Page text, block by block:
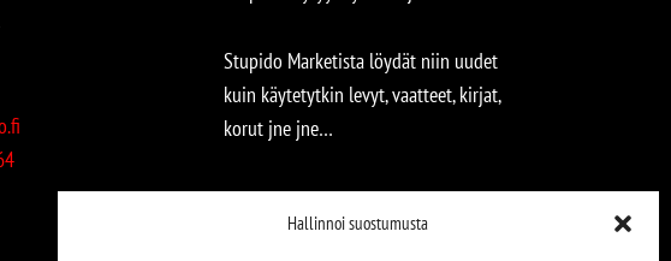
Hallinnoi suostumusta
Stupido Marketista löydät niin uudet
kuin käytetytkin levyt, vaatteet, kirjat,
korut jne jne…